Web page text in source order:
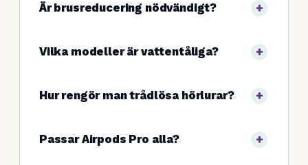
Är brusreducering nödvändigt?
Vilka modeller är vattentåliga?
Hur rengör man trådlösa hörlurar?
Passar Airpods Pro alla?